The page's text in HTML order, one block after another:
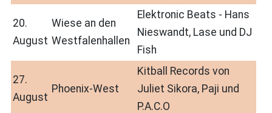
20.
August
Wiese an den
Westfalenhallen
Elektronic Beats - Hans
Nieswandt, Lase und DJ
Fish
27.
August
Phoenix-West
Kitball Records von
Juliet Sikora, Paji und
P.A.C.O